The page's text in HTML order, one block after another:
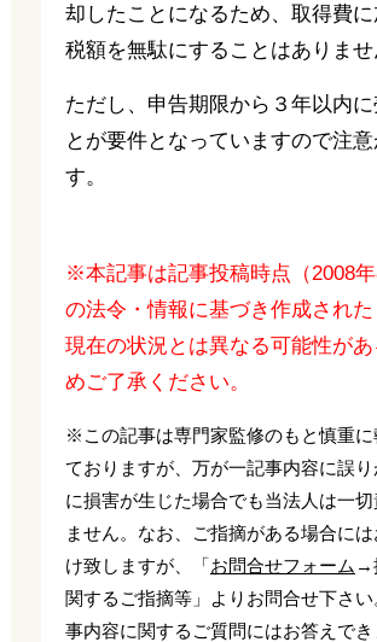
却したことになるため、取得費
税額を無駄にすることはありませ
ただし、申告期限から３年以内に
とが要件となっていますので注
す。
※本記事は記事投稿時点（2008年
の法令・情報に基づき作成された
現在の状況とは異なる可能性が
めご了承ください。
※この記事は専門家監修のもと慎重に
ておりますが、万が一記事内容に誤
に損害が生じた場合でも当法人は一
ません。なお、ご指摘がある場合に
け致しますが、「お問合せフォーム →
関するご指摘等」よりお問合せ下さ
事内容に関するご質問にはお答えで